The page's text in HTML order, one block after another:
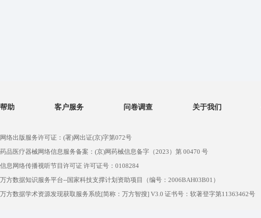
帮助 客户服务 问卷调查 关于我们
网络出版服务许可证：(署)网出证(京)字第072号
药品医疗器械网络信息服务备案：(京)网药械信息备字（2023）第 00470 号
信息网络传播视听节目许可证 许可证号：0108284
万方数据知识服务平台--国家科技支撑计划资助项目（编号：2006BAH03B01）
万方数据学术资源发现获取服务系统[简称：万方智搜] V3.0 证书号：软著登字第11363462号